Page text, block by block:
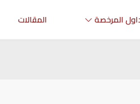
المرخصة المقالات